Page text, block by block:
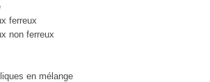
ferreux
non ferreux
en mélange